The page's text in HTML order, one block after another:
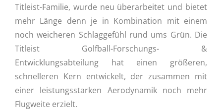
Titleist-Familie, wurde neu überarbeitet und bietet
mehr Länge denn je in Kombination mit einem
noch weicheren Schlaggefühl rund ums Grün. Die
Titleist Golfball-Forschungs- &
Entwicklungsabteilung hat einen größeren,
schnelleren Kern entwickelt, der zusammen mit
einer leistungsstarken Aerodynamik noch mehr
Flugweite erzielt.